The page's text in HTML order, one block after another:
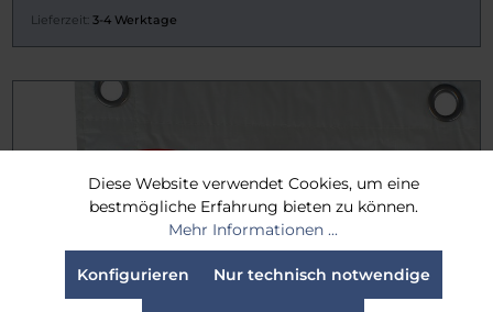
Lieferzeit: 3-4 Werktage
Diese Website verwendet Cookies, um eine
bestmögliche Erfahrung bieten zu können.
Mehr Informationen ...
Nur technisch notwendige
Konfigurieren